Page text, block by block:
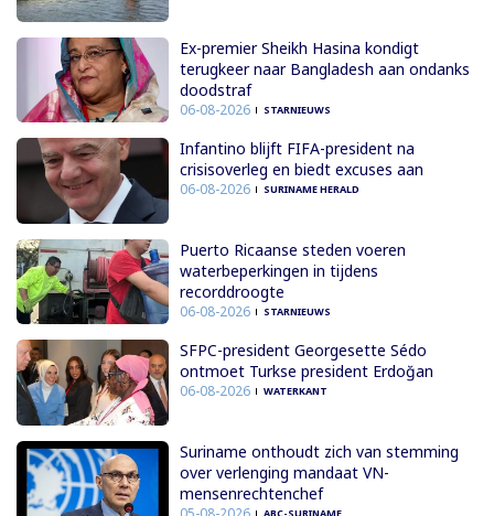
Ex-premier Sheikh Hasina kondigt
terugkeer naar Bangladesh aan ondanks
doodstraf
06-08-2026 STARNIEUWS
Infantino blijft FIFA-president na
crisisoverleg en biedt excuses aan
06-08-2026 SURINAME HERALD
Puerto Ricaanse steden voeren
waterbeperkingen in tijdens
recorddroogte
06-08-2026 STARNIEUWS
SFPC-president Georgesette Sédo
ontmoet Turkse president Erdoğan
06-08-2026 WATERKANT
Suriname onthoudt zich van stemming
over verlenging mandaat VN-
mensenrechtenchef
ABC-SURINAME